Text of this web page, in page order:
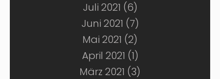
Juli 2021 (6)
Juni 2021 (7)
Mai 2021 (2)
April 2021 (1)
März 2021 (3)